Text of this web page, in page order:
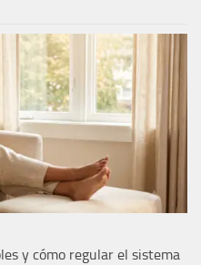
y cómo regular el sistema